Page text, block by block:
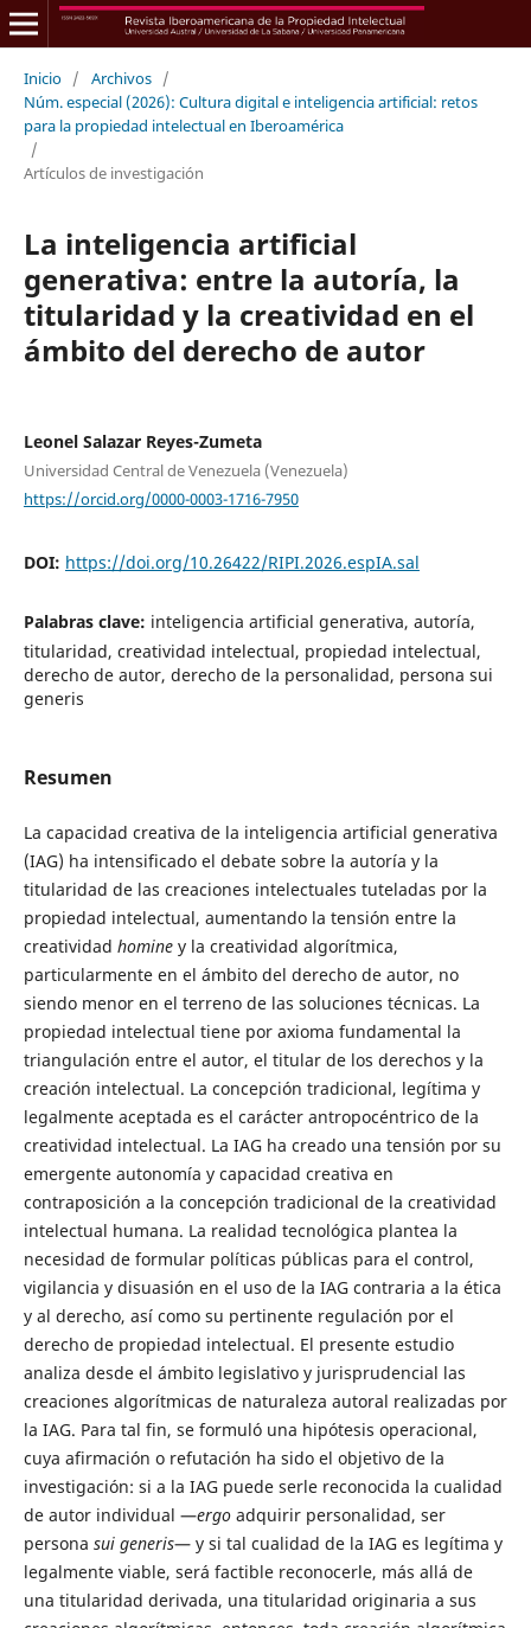
Inicio / Archivos /
Núm. especial (2026): Cultura digital e inteligencia artificial: retos
para la propiedad intelectual en Iberoamérica
/
Artículos de investigación
La inteligencia artificial
generativa: entre la autoría, la
titularidad y la creatividad en el
ámbito del derecho de autor
Leonel Salazar Reyes-Zumeta
Universidad Central de Venezuela (Venezuela)
https://orcid.org/0000-0003-1716-7950
DOI: https://doi.org/10.26422/RIPI.2026.espIA.sal
Palabras clave: inteligencia artificial generativa, autoría,
titularidad, creatividad intelectual, propiedad intelectual,
derecho de autor, derecho de la personalidad, persona sui
generis
Resumen
La capacidad creativa de la inteligencia artificial generativa
(IAG) ha intensificado el debate sobre la autoría y la
titularidad de las creaciones intelectuales tuteladas por la
propiedad intelectual, aumentando la tensión entre la
creatividad hominey la creatividad algorítmica,
particularmente en el ámbito del derecho de autor, no
siendo menor en el terreno de las soluciones técnicas. La
propiedad intelectual tiene por axioma fundamental la
triangulación entre el autor, el titular de los derechos y la
creación intelectual. La concepción tradicional, legítima y
legalmente aceptada es el carácter antropocéntrico de la
creatividad intelectual. La IAG ha creado una tensión por su
emergente autonomía y capacidad creativa en
contraposición a la concepción tradicional de la creatividad
intelectual humana. La realidad tecnológica plantea la
necesidad de formular políticas públicas para el control,
vigilancia y disuasión en el uso de la IAG contraria a la ética
y al derecho, así como su pertinente regulación por el
derecho de propiedad intelectual. El presente estudio
analiza desde el ámbito legislativo y jurisprudencial las
creaciones algorítmicas de naturaleza autoral realizadas por
la IAG. Para tal fin, se formuló una hipótesis operacional,
cuya afirmación o refutación ha sido el objetivo de la
investigación: si a la IAG puede serle reconocida la cualidad
de autor individual —ergoadquirir personalidad, ser
persona sui generis— y si tal cualidad de la IAG es legítima y
legalmente viable, será factible reconocerle, más allá de
una titularidad derivada, una titularidad originaria a sus